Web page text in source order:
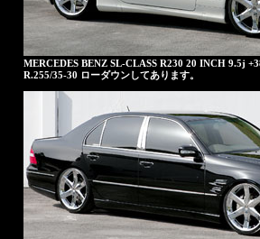
MERCEDES BENZ SL-CLASS R230 20 INCH 9.5j
R.255/35-30 ローダウンしてあります。